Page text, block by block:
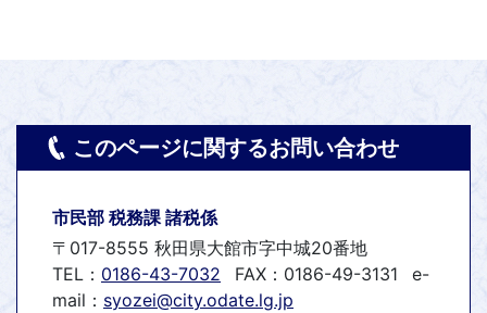
このページに関するお問い合わせ
市民部 税務課 諸税係
〒017-8555 秋田県大館市字中城20番地
TEL： 0186-43-7032 FAX：0186-49-3131
e-
mail： syozei@city.odate.lg.jp